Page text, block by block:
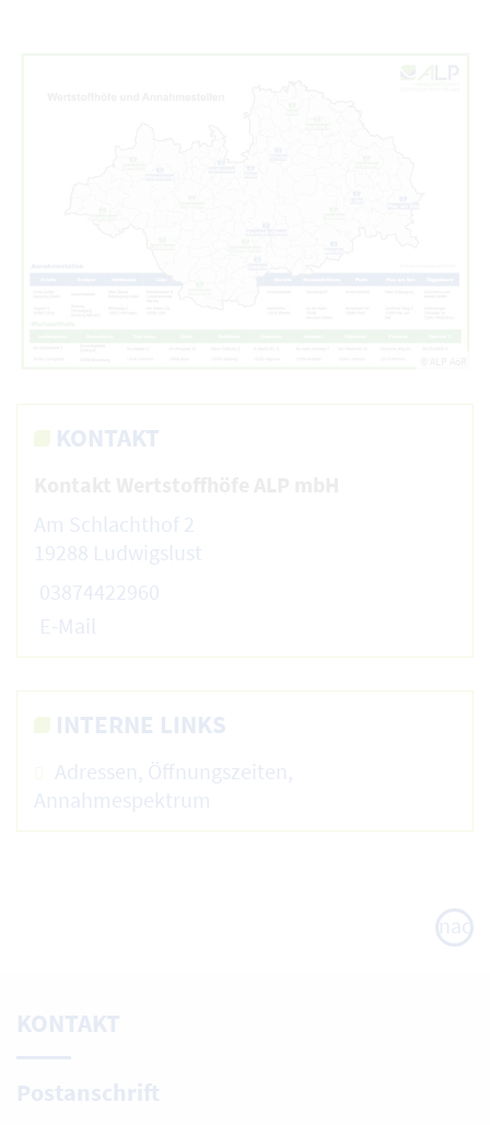
KONTAKT
Am Schlachthof 2
19288 Ludwigslust
03874422960
E-Mail
INTERNE LINKS
Adressen, Öffnungszeiten,
Annahmespektrum
nach
oben
KONTAKT
Postanschrift